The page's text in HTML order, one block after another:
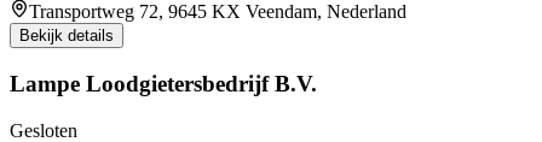
Transportweg 72, 9645 KX Veendam, Nederland
Bekijk details
Lampe Loodgietersbedrijf B.V.
Gesloten